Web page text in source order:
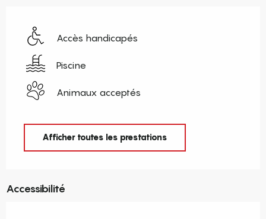
Accès handicapés
Piscine
Animaux acceptés
Afficher toutes les prestations
Accessibilité